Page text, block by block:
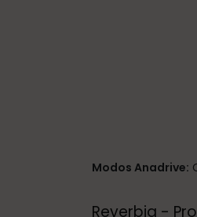
Modos Anadrive:
Reverbia -